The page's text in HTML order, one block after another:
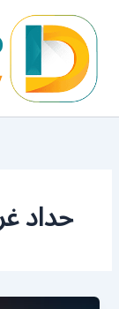
المحتوى
حداد